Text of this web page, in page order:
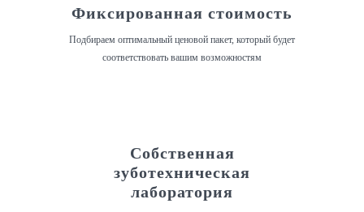
Фиксированная стоимость
Подбираем оптимальный ценовой пакет, который будет
соответствовать вашим возможностям
Собственная
зуботехническая
лаборатория